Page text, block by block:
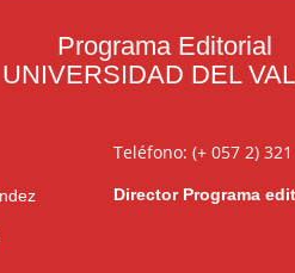
Programa Editorial
UNIVERSIDAD DEL
Teléfono: (+ 057 2)
Director Programa